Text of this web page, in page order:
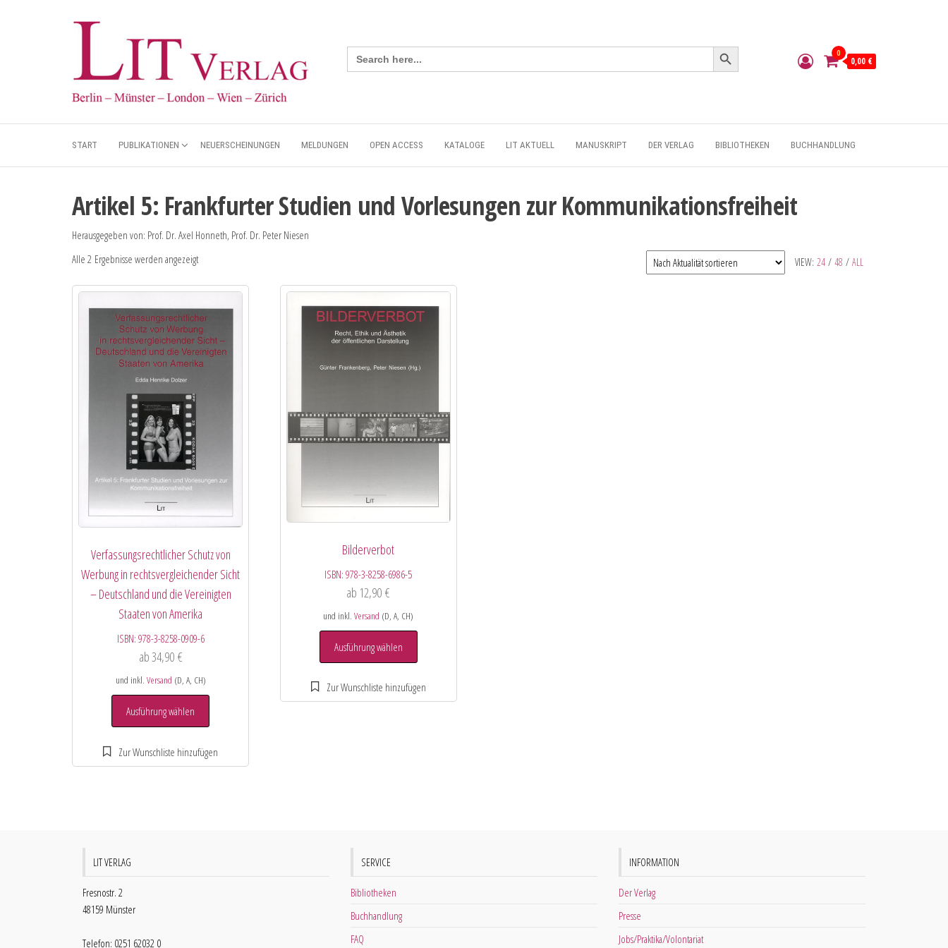
Search
for:
Search Button
0
0,00 €
START PUBLIKATIONEN NEUERSCHEINUNGEN MELDUNGEN OPEN ACCESS KATALOGE LIT AKTUELL MANUSKRIPT DER VERLAG BIBLIOTHEKEN BUCHHANDLUNG
Artikel 5: Frankfurter Studien und Vorlesungen zur Kommunikationsfreiheit
Herausgegeben von: Prof. Dr. Axel Honneth, Prof. Dr. Peter Niesen
VIEW: 24 / 48 / ALL
Alle 2 Ergebnisse werden angezeigt
Verfassungsrechtlicher Schutz von
Werbung in rechtsvergleichender Sicht
– Deutschland und die Vereinigten
Staaten von Amerika
ISBN: 978-3-8258-0909-6
ab34,90 €
und inkl. Versand (D, A, CH)
Ausführung wählen
Bilderverbot
ISBN:978-3-8258-6986-5
ab 12,90€
und inkl.Versand (D, A, CH)
Ausführung wählen
LIT VERLAG
Fresnostr. 2
48159 Münster
Telefon: 0251 62032 0
SERVICE
Bibliotheken
Buchhandlung
FAQ
INFORMATION
Der Verlag
Presse
Jobs/Praktika/Volontariat